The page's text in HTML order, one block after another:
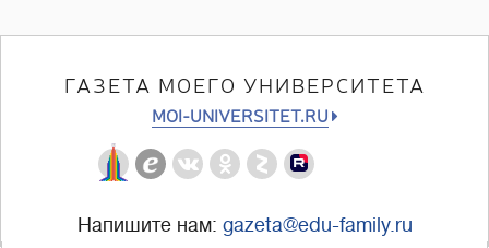
ГАЗЕТА МОЕГО УНИВЕРСИТЕТА
MOI-UNIVERSITET.RU
Напишите нам: gazeta@edu-family.ru